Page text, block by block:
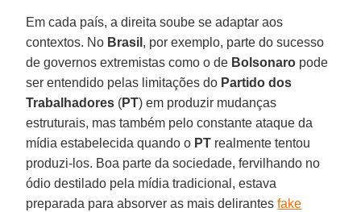
Em cada país, a direita soube se adaptar aos
contextos. No Brasil , por exemplo, parte do sucesso
de governos extremistas como o de Bolsonaro pode
ser entendido pelas limitações do Partido dos
Trabalhadores (PT) em produzir mudanças
estruturais, mas também pelo constante ataque da
mídia estabelecida quando o PT realmente tentou
produzi-los. Boa parte da sociedade, fervilhando no
ódio destilado pela mídia tradicional, estava
preparada para absorver as mais delirantesfake